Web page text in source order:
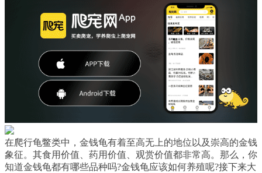
在爬行龟鳖类中，金钱龟有着至高无上的地位以及崇高的金钱
象征。其食用价值、药用价值、观赏价值都非常高。那么，你
知道金钱龟都有哪些品种吗?金钱龟应该如何养殖呢?接下来大